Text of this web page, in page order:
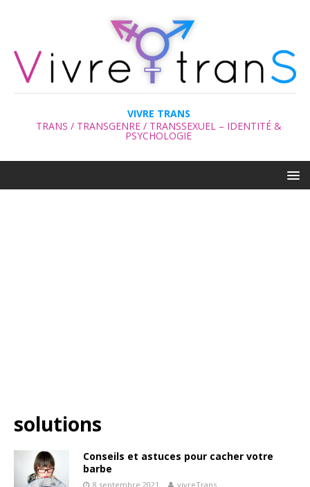
VIVRE TRANS
TRANS / TRANSGENRE / TRANSSEXUEL – IDENTITÉ &
PSYCHOLOGIE
solutions
Conseils et astuces pour cacher votre
barbe
8 septembre 2021 vivreTrans